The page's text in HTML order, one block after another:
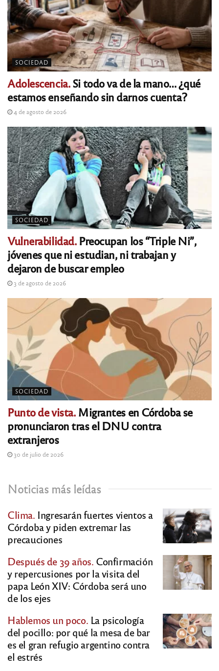
SOCIEDAD
Adolescencia.Si todo va de la mano… ¿qué
estamos enseñando sin darnos cuenta?
4 de agosto de 2026
SOCIEDAD
Vulnerabilidad.Preocupan los “Triple Ni”,
jóvenes que ni estudian, ni trabajan y
dejaron de buscar empleo
3 de agosto de 2026
SOCIEDAD
Punto de vista.Migrantes en Córdoba se
pronunciaron tras el DNU contra
extranjeros
30 de julio de 2026
Noticias más leídas
Clima. Ingresarán fuertes vientos a
Córdoba y piden extremar las
precauciones
Después de 39 años. Confirmación
y repercusiones por la visita del
papa León XIV: Córdoba será uno
de los ejes
Hablemos un poco. La psicología
del pocillo: por qué la mesa de bar
es el gran refugio argentino contra
el estrés